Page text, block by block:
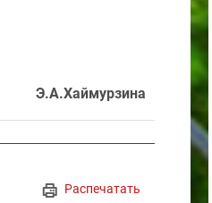
Э.А.Хаймурзина
Распечатать